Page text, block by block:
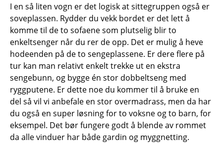
I en så liten vogn er det logisk at sittegruppen også er
soveplassen. Rydder du vekk bordet er det lett å
komme til de to sofaene som plutselig blir to
enkeltsenger når du rer de opp. Det er mulig å heve
hodeenden på de to sengeplassene. Er dere flere på
tur kan man relativt enkelt trekke ut en ekstra
sengebunn, og bygge én stor dobbeltseng med
ryggputene. Er dette noe du kommer til å bruke en
del så vil vi anbefale en stor overmadrass, men da har
du også en super løsning for to voksne og to barn, for
eksempel. Det bør fungere godt å blende av rommet
da alle vinduer har både gardin og myggnetting.